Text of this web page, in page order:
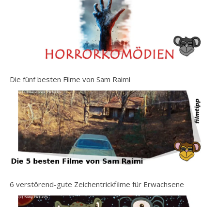
Die fünf besten Filme von Sam Raimi
6 verstörend-gute Zeichentrickfilme für Erwachsene